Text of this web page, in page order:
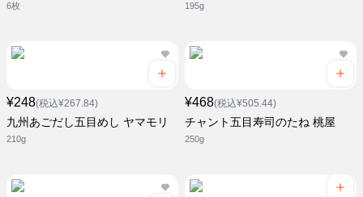
6枚 195g
¥248(税込¥267.84)
九州あごだし五目めし ヤマモリ
210g
¥468(税込¥505.44)
チャント五目寿司のたね 桃屋
250g